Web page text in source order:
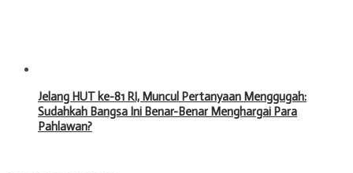
Jelang HUT ke-81 RI, Muncul Pertanyaan Menggugah:
Sudahkah Bangsa Ini Benar-Benar Menghargai Para
Pahlawan?